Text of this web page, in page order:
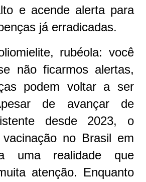
e acende alerta para
já erradicadas.
rubéola: você
não ficarmos alertas,
podem voltar a ser
de avançar de
desde 2023, o
no Brasil em
uma realidade que
atenção. Enquanto